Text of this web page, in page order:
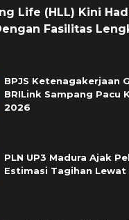
Life (HLL) Kini
Fasilitas
BPJS Ketenagakerjaan
BRILink Sampang Pacu
2026
PLN UP3 Madura Ajak
Estimasi Tagihan Lewat